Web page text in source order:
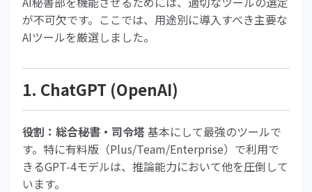
が不可欠です。ここでは、用途別に導入すべき主要な
AIツールを厳選しました。
1. ChatGPT (OpenAI)
役割：総合秘書・司令塔基本にして最強のツールで
す。特に有料版（Plus/Team/Enterprise）で利用で
きるGPT-4モデルは、推論能力において他を圧倒して
います。